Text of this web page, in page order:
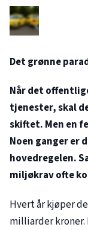
Det grønne
Når det
tjenester, skal
skiftet. Men en
Noen ganger er
hovedregelen.
miljøkrav ofte
Hvert år kjøper
milliarder kroner.